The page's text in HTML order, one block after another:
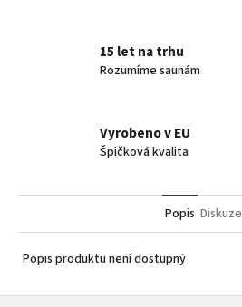
15 let na trhu
Rozumíme saunám
Vyrobeno v EU
Špičková kvalita
Popis Diskuze
Popis produktu není dostupný